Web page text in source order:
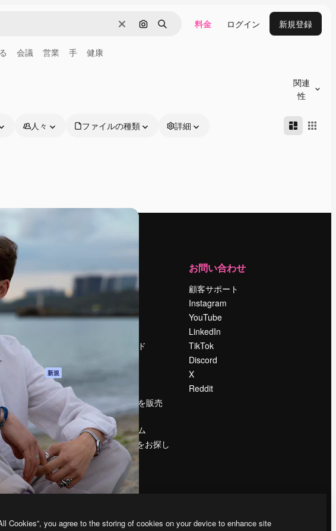
消去 画像で検索
検索 料金 ログイン 新規登録
会議 営業 手 健康
関連
性
人々 ファイルの種類 詳細
はじめに
Academy
ドキュメント
サポート
プライバシーポリ
オリジナル 新規
クッキーポリシー
トラストセンター
アフィリエイト
法人向け
料金
会社概要
Reviews
検索トレンド
イベント
コンテンツを販売
する
プレスルーム
magnific.aiをお探し
ですか？
お問い合わせ
顧客サポート
Instagram
YouTube
LinkedIn
TikTok
Discord
X
Reddit
Cookies”, you agree to the storing of cookies on your device to enhance site